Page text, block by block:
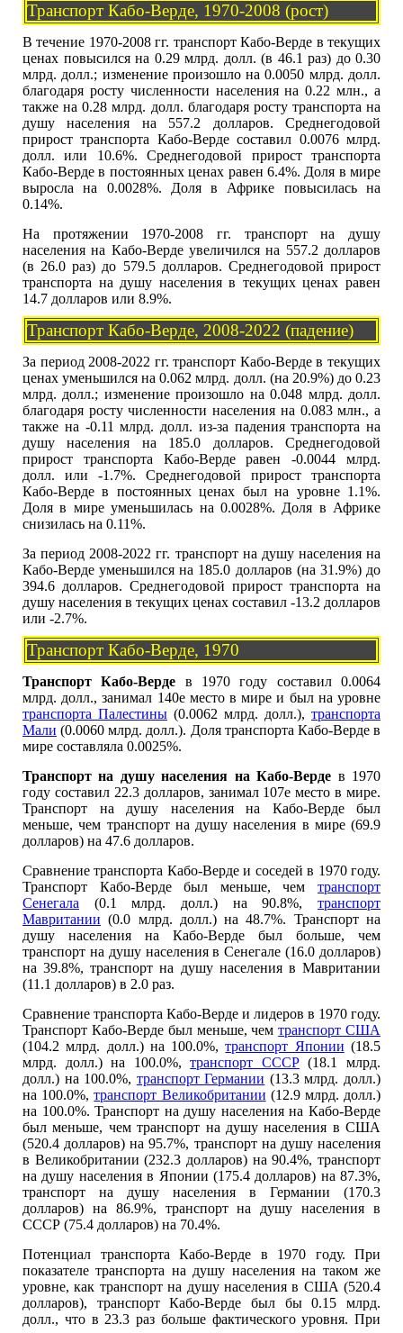
Транспорт Кабо-Верде, 1970-2008 (рост)
В течение 1970-2008 гг. транспорт Кабо-Верде в текущих
ценах повысился на 0.29 млрд. долл. (в 46.1 раз) до 0.30
млрд. долл.; изменение произошло на 0.0050 млрд. долл.
благодаря росту численности населения на 0.22 млн., а
также на 0.28 млрд. долл. благодаря росту транспорта на
душу населения на 557.2 долларов. Среднегодовой
прирост транспорта Кабо-Верде составил 0.0076 млрд.
долл. или 10.6%. Среднегодовой прирост транспорта
Кабо-Верде в постоянных ценах равен 6.4%. Доля в мире
выросла на 0.0028%. Доля в Африке повысилась на
0.14%.
На протяжении 1970-2008 гг. транспорт на душу
населения на Кабо-Верде увеличился на 557.2 долларов
(в 26.0 раз) до 579.5 долларов. Среднегодовой прирост
транспорта на душу населения в текущих ценах равен
14.7 долларов или 8.9%.
Транспорт Кабо-Верде, 2008-2022 (падение)
За период 2008-2022 гг. транспорт Кабо-Верде в текущих
ценах уменьшился на 0.062 млрд. долл. (на 20.9%) до 0.23
млрд. долл.; изменение произошло на 0.048 млрд. долл.
благодаря росту численности населения на 0.083 млн., а
также на -0.11 млрд. долл. из-за падения транспорта на
душу населения на 185.0 долларов. Среднегодовой
прирост транспорта Кабо-Верде равен -0.0044 млрд.
долл. или -1.7%. Среднегодовой прирост транспорта
Кабо-Верде в постоянных ценах был на уровне 1.1%.
Доля в мире уменьшилась на 0.0028%. Доля в Африке
снизилась на 0.11%.
За период 2008-2022 гг. транспорт на душу населения на
Кабо-Верде уменьшился на 185.0 долларов (на 31.9%) до
394.6 долларов. Среднегодовой прирост транспорта на
душу населения в текущих ценах составил -13.2 долларов
или -2.7%.
Транспорт Кабо-Верде, 1970
Транспорт Кабо-Верде в 1970 году составил 0.0064
млрд. долл., занимал 140е место в мире и был на уровне
транспорта Палестины (0.0062 млрд. долл.), транспорта
Мали (0.0060 млрд. долл.). Доля транспорта Кабо-Верде в
мире составляла 0.0025%.
Транспорт на душу населения на Кабо-Верде в 1970
году составил 22.3 долларов, занимал 107е место в мире.
Транспорт на душу населения на Кабо-Верде был
меньше, чем транспорт на душу населения в мире (69.9
долларов) на 47.6 долларов.
Сравнение транспорта Кабо-Верде и соседей в 1970 году.
Транспорт Кабо-Верде был меньше, чем транспорт
Сенегала (0.1 млрд. долл.) на 90.8%, транспорт
Мавритании (0.0 млрд. долл.) на 48.7%. Транспорт на
душу населения на Кабо-Верде был больше, чем
транспорт на душу населения в Сенегале (16.0 долларов)
на 39.8%, транспорт на душу населения в Мавритании
(11.1 долларов) в 2.0 раз.
Сравнение транспорта Кабо-Верде и лидеров в 1970 году.
Транспорт Кабо-Верде был меньше, чемтранспорт США
(104.2 млрд. долл.) на 100.0%,транспорт Японии (18.5
млрд. долл.) на 100.0%,транспорт СССР(18.1 млрд.
долл.) на 100.0%, транспорт Германии (13.3 млрд. долл.)
на 100.0%,транспорт Великобритании (12.9 млрд. долл.)
на 100.0%. Транспорт на душу населения на Кабо-Верде
был меньше, чем транспорт на душу населения в США
(520.4 долларов) на 95.7%, транспорт на душу населения
в Великобритании (232.3 долларов) на 90.4%, транспорт
на душу населения в Японии (175.4 долларов) на 87.3%,
транспорт на душу населения в Германии (170.3
долларов) на 86.9%, транспорт на душу населения в
СССР (75.4 долларов) на 70.4%.
Потенциал транспорта Кабо-Верде в 1970 году. При
показателе транспорта на душу населения на таком же
уровне, как транспорт на душу населения в США (520.4
долларов), транспорт Кабо-Верде был бы 0.15 млрд.
долл., что в 23.3 раз больше фактического уровня. При